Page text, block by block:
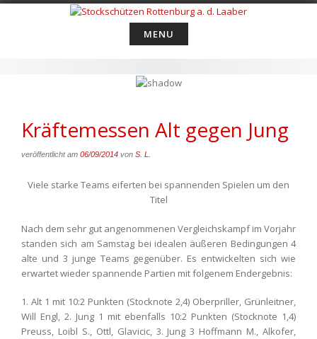
MENU
Kräftemessen Alt gegen Jung
veröffentlicht am 06/09/2014 von S. L.
Viele starke Teams eiferten bei spannenden Spielen um den
Titel
Nach dem sehr gut angenommenen Vergleichskampf im Vorjahr
standen sich am Samstag bei idealen äußeren Bedingungen 4
alte und 3 junge Teams gegenüber. Es entwickelten sich wie
erwartet wieder spannende Partien mit folgenem Endergebnis:
1. Alt 1 mit 10:2 Punkten (Stocknote 2,4) Oberpriller, Grünleitner,
Will Engl, 2. Jung 1 mit ebenfalls 10:2 Punkten (Stocknote 1,4)
Preuss, Loibl S., Ottl, Glavicic, 3. Jung 3 Hoffmann M., Alkofer,